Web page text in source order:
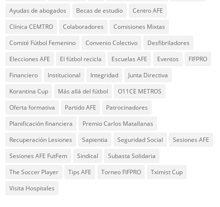
Ayudas de abogados
Becas de estudio
Centro AFE
Clínica CEMTRO
Colaboradores
Comisiones Mixtas
Comité Fútbol Femenino
Convenio Colectivo
Desfibriladores
Elecciones AFE
El fútbol recicla Escuelas AFE Eventos
FIFPRO
Financiero
Institucional Integridad
Junta Directiva
Korantina Cup
Más allá del fútbol
O11CE METROS
Oferta formativa
Partido AFE
Patrocinadores
Planificación financiera
Premio Carlos Matallanas
Recuperación Lesiones
Sapientia Seguridad Social
Sesiones AFE
Sesiones AFE FutFem
Sindical
Subasta Solidaria
The Soccer Player
Tips AFE Torneo FIFPRO
Tximist Cup
Visita Hospitales